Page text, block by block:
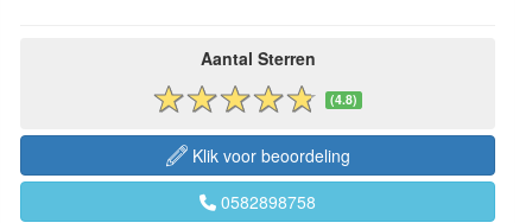
Aantal Sterren
(4.8)
Klik voor beoordeling
0582898758